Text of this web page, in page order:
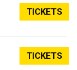
TICKETS
TICKETS